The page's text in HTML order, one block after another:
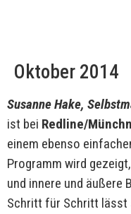
Oktober 2014
Susanne Hake,
ist bei Redline/
einem ebenso
Programm wird
und innere und äußere
Schritt für Schritt lässt